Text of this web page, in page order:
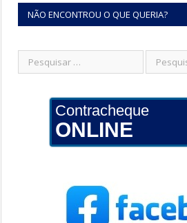
NÃO ENCONTROU O QUE QUERIA?
Contracheque
ONLINE